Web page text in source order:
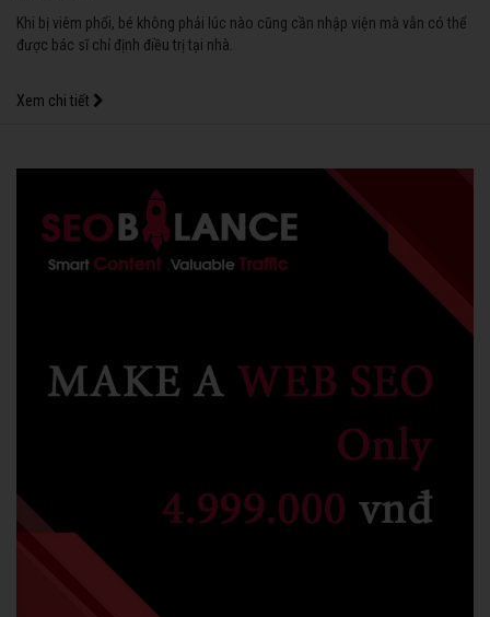
Khi bị viêm phổi, bé không phải lúc nào cũng cần nhập viện mà vẫn có thể
được bác sĩ chỉ định điều trị tại nhà.
Xem chi tiết